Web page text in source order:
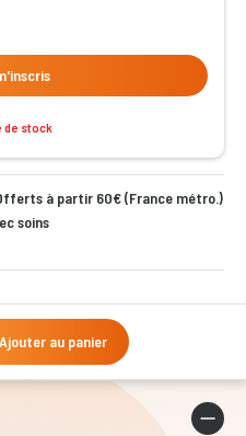
de stock
à partir 60€ (France métro.)
soins
au panier